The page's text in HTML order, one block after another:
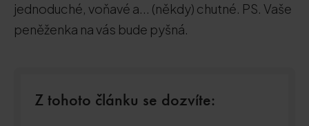
jednoduché, voňavé a... (někdy) chutné. PS. Vaše
peněženka na vás bude pyšná.
Z tohoto článku se dozvíte: